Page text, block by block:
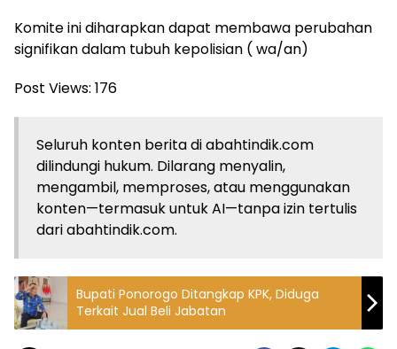
Komite ini diharapkan dapat membawa perubahan
signifikan dalam tubuh kepolisian ( wa/an)
Post Views: 176
Seluruh konten berita di abahtindik.com
dilindungi hukum. Dilarang menyalin,
mengambil, memproses, atau menggunakan
konten—termasuk untuk AI—tanpa izin tertulis
dari abahtindik.com.
Bupati Ponorogo Ditangkap KPK, Diduga
Terkait Jual Beli Jabatan